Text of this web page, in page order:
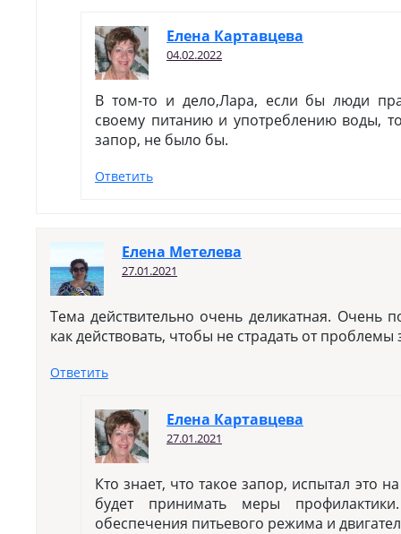
Елена Картавцева
04.02.2022
В том-то и дело,Лара, если бы люди
своему питанию и употреблению воды,
запор, не было бы.
Ответить
Елена Метелева
27.01.2021
Тема действительно очень деликатная. Очень
как действовать, чтобы не страдать от проблемы
Ответить
Елена Картавцева
27.01.2021
Кто знает, что такое запор, испытал это
будет принимать меры
обеспечения питьевого режима и